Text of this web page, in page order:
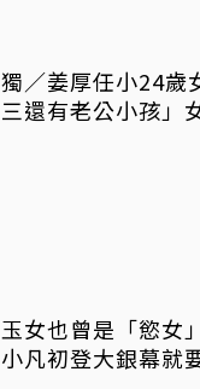
獨／姜厚任小24歲
三還有老公小孩」
玉女也曾是「慾女
小凡初登大銀幕就